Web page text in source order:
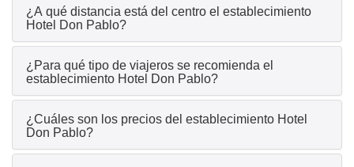
¿A qué distancia está del centro el establecimiento
Hotel Don Pablo?
¿Para qué tipo de viajeros se recomienda el
establecimiento Hotel Don Pablo?
¿Cuáles son los precios del establecimiento Hotel
Don Pablo?